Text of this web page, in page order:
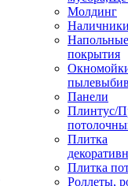
Молдинг
Напольные
покрытия
Панели
Плинтус/
Плитка
Плитка
Роллеты,